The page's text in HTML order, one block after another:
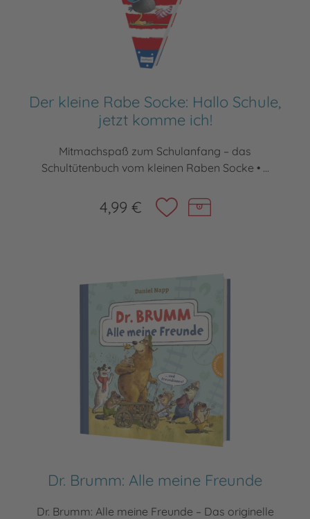
Der kleine Rabe Socke: Hallo Schule,
jetzt komme ich!
Mitmachspaß zum Schulanfang – das
Schultütenbuch vom kleinen Raben Socke • ...
4,99 €
Dr. Brumm: Alle meine Freunde
Dr. Brumm: Alle meine Freunde – Das originelle